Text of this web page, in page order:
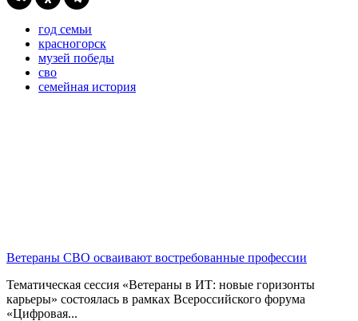
год семьи
красногорск
музей победы
сво
семейная история
Ветераны СВО осваивают востребованные профессии
Тематическая сессия «Ветераны в ИТ: новые горизонты
карьеры» состоялась в рамках Всероссийского форума
«Цифровая...